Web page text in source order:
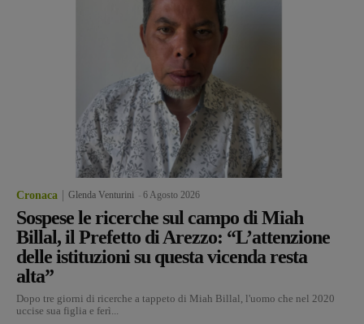
Cronaca Glenda Venturini 6 Agosto 2026
Sospese le ricerche sul campo di Miah
Billal, il Prefetto di Arezzo: “L’attenzione
delle istituzioni su questa vicenda resta
alta”
Dopo tre giorni di ricerche a tappeto di Miah Billal, l'uomo che nel 2020
uccise sua figlia e ferì...